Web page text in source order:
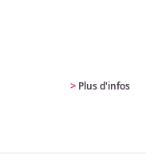
> Plus d'infos